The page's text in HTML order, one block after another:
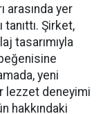
arasında yer
Şirket,
tasarımıyla
yeni
lezzet deneyimi
hakkındaki